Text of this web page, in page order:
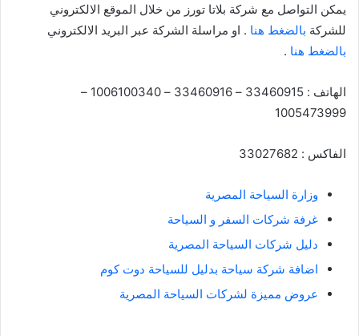
يمكن التواصل مع شركة بلاتا تورز من خلال الموقع الالكتروني
للشركة بالضغط هنا . او مراسلة الشركة عبر البريد الالكتروني
بالضغط هنا .
الهاتف : 33460915 – 33460916 – 1006100340 –
1005473999
الفاكس : 33027682
وزارة السياحة المصرية
غرفة شركات السفر و السياحة
دليل شركات السياحة المصرية
اضافة شركة سياحة بدليل للسياحة دوت كوم
عروض مميزة لشركات السياحة المصرية